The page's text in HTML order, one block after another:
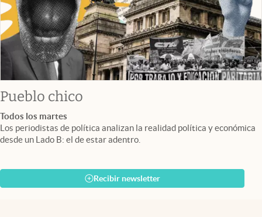
Pueblo chico
Todos los martes
Los periodistas de política analizan la realidad política y económica
desde un Lado B: el de estar adentro.
Recibir newsletter